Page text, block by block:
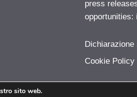
press
opportunities:
Cookie Policy
sito web.